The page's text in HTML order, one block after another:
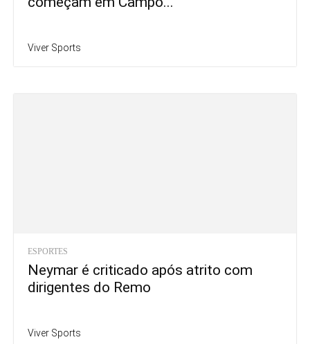
Viver Sports
ESPORTES
Neymar é criticado após atrito com
dirigentes do Remo
Viver Sports